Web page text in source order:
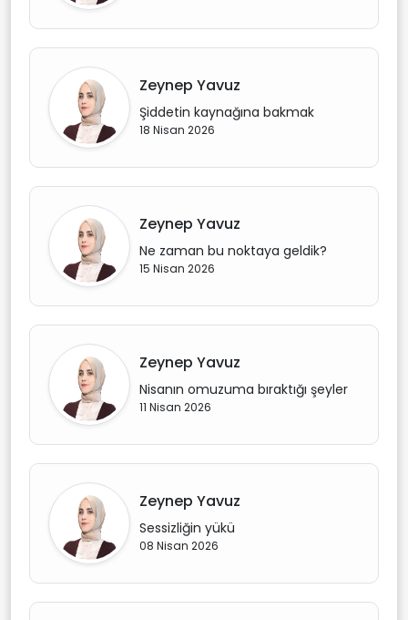
Zeynep Yavuz
Şiddetin kaynağına bakmak
18 Nisan 2026
Zeynep Yavuz
Ne zaman bu noktaya geldik?
15 Nisan 2026
Zeynep Yavuz
Nisanın omuzuma bıraktığı şeyler
11 Nisan 2026
Zeynep Yavuz
Sessizliğin yükü
08 Nisan 2026